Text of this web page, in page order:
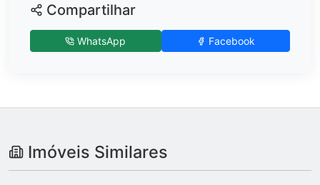
Compartilhar
WhatsApp Facebook
Imóveis Similares